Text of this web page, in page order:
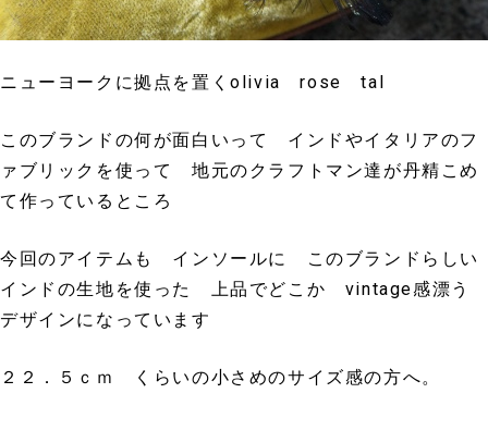
ニューヨークに拠点を置くolivia rose tal
このブランドの何が面白いって インドやイタリアのフ
ァブリックを使って 地元のクラフトマン達が丹精こめ
て作っているところ
今回のアイテムも インソールに このブランドらしい
インドの生地を使った 上品でどこか vintage感漂う
デザインになっています
２２．５ｃｍ くらいの小さめのサイズ感の方へ。